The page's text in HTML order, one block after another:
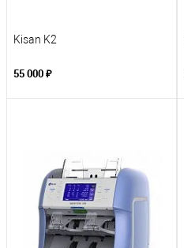
Kisan K2
55 000 ₽